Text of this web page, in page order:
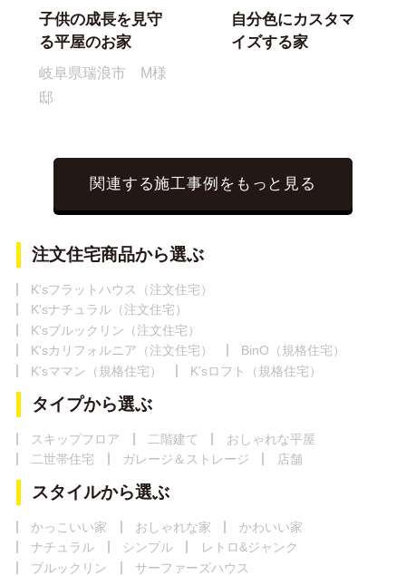
子供の成長を見守
る平屋のお家
岐阜県瑞浪市 M様
邸
自分色にカスタマ
イズする家
関連する施工事例をもっと見る
注文住宅商品から選ぶ
K'sフラットハウス（注文住宅）
K'sナチュラル（注文住宅）
K'sブルックリン（注文住宅）
K'sカリフォルニア（注文住宅）
BinO（規格住宅）
K'sママン（規格住宅）
K'sロフト（規格住宅）
タイプから選ぶ
スキップフロア 二階建て
おしゃれな平屋
二世帯住宅
ガレージ＆ストレージ 店舗
スタイルから選ぶ
かっこいい家 おしゃれな家
かわいい家
ナチュラル
シンプル
レトロ&ジャンク
ブルックリン
サーファーズハウス